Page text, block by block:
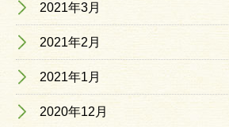
2021年3月
2021年2月
2021年1月
2020年12月